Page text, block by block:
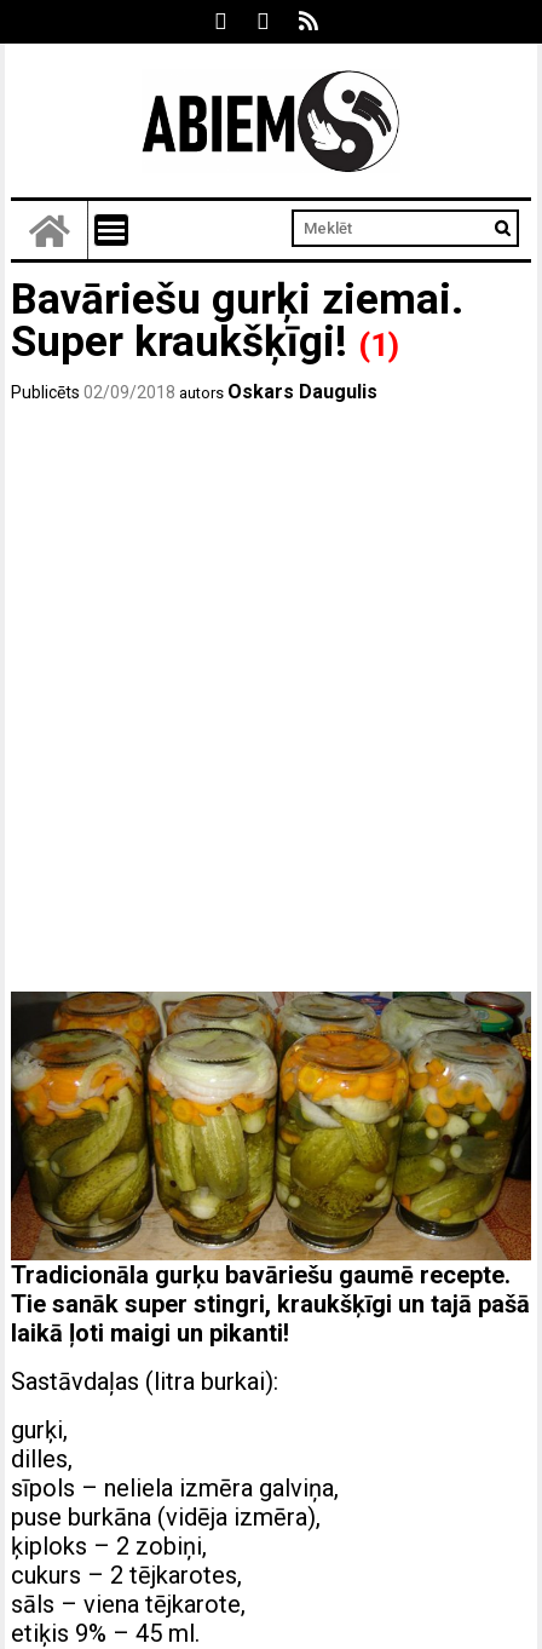
Bavāriešu gurķi ziemai.
Super kraukšķīgi! (1)
Publicēts02/09/2018 autors Oskars Daugulis
Tradicionāla gurķu bavāriešu gaumē recepte.
Tie sanāk super stingri, kraukšķīgi un tajā pašā
laikā ļoti maigi un pikanti!
Sastāvdaļas (litra burkai):
gurķi,
dilles,
sīpols – neliela izmēra galviņa,
puse burkāna (vidēja izmēra),
ķiploks – 2 zobiņi,
cukurs – 2 tējkarotes,
sāls – viena tējkarote,
etiķis 9% – 45 ml.